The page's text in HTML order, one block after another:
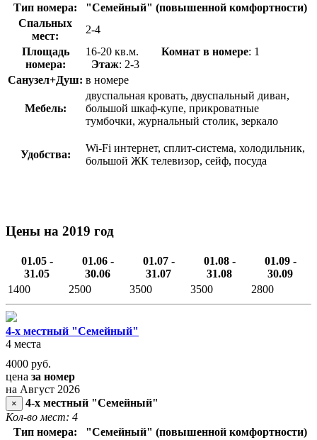
Тип номера:
"Семейный" (повышенной комфортности)
Спальных
мест:
2-4
Площадь
номера:
16-20 кв.м. Комнат в номере: 1
Этаж: 2-3
Санузел+Душ: в номере
Мебель:
двуспальная кровать, двуспальный диван,
большой шкаф-купе, прикроватные
тумбочки, журнальный столик, зеркало
Удобства:
Wi-Fi интернет, сплит-система, холодильник,
большой ЖК телевизор, сейф, посуда
Цены на 2019 год
01.05 -
31.05
01.06 -
30.06
01.07 -
31.07
01.08 -
31.08
01.09 -
30.09
1400
2500 3500 3500 2800
4-х местный "Семейный"
4 места
4000 руб.
цена за номер
на Август 2026
×
4-х местный "Семейный"
Кол-во мест: 4
Тип номера:
"Семейный" (повышенной комфортности)